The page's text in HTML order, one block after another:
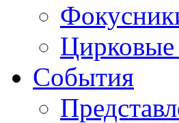
Цирковые
События